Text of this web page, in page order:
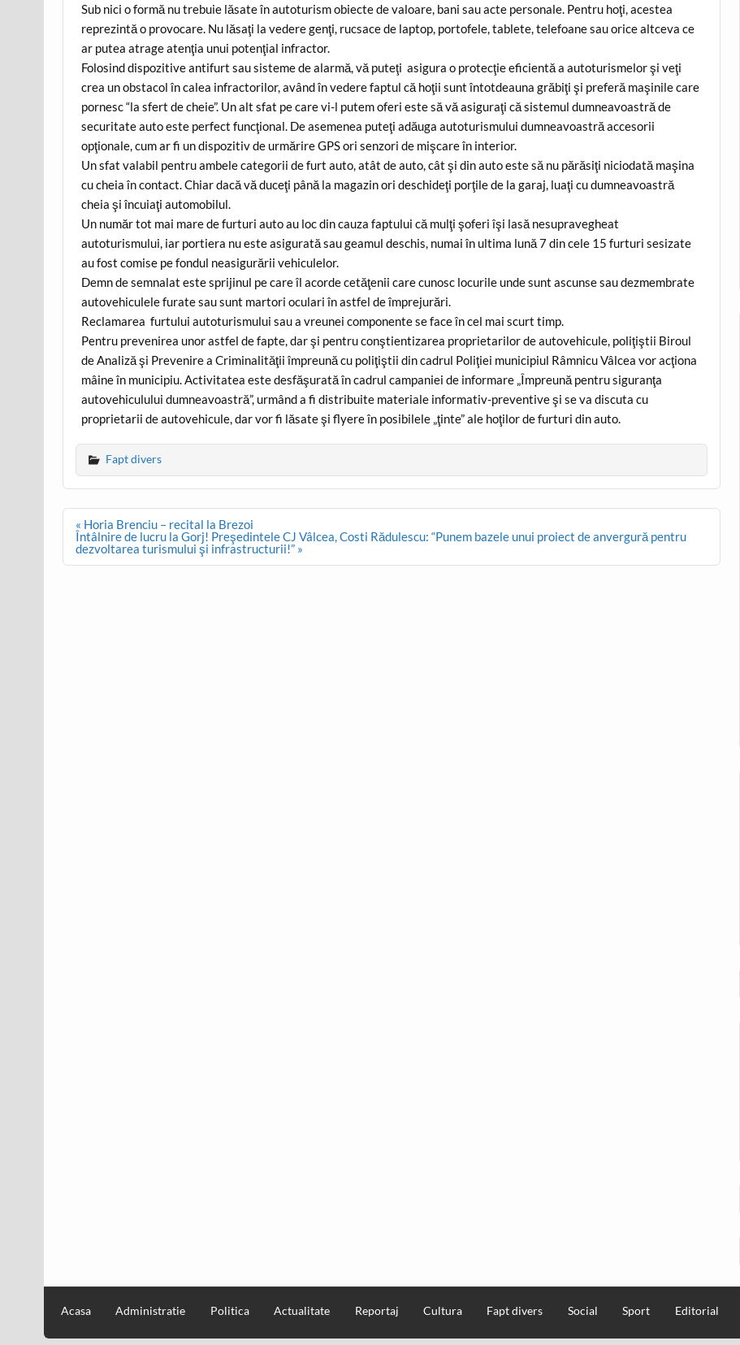
Sub nici o formă nu trebuie lăsate în autoturism obiecte de valoare, bani sau acte personale. Pentru hoţi, acestea
reprezintă o provocare. Nu lăsaţi la vedere genţi, rucsace de laptop, portofele, tablete, telefoane sau orice altceva ce
ar putea atrage atenţia unui potenţial infractor.
Folosind dispozitive antifurt sau sisteme de alarmă, vă puteţi asigura o protecţie eficientă a autoturismelor şi veţi
crea un obstacol în calea infractorilor, având în vedere faptul că hoţii sunt întotdeauna grăbiţi şi preferă maşinile care
pornesc “la sfert de cheie”. Un alt sfat pe care vi-l putem oferi este să vă asiguraţi că sistemul dumneavoastră de
securitate auto este perfect funcţional. De asemenea puteţi adăuga autoturismului dumneavoastră accesorii
opţionale, cum ar fi un dispozitiv de urmărire GPS ori senzori de mişcare în interior.
Un sfat valabil pentru ambele categorii de furt auto, atât de auto, cât şi din auto este să nu părăsiţi niciodată maşina
cu cheia în contact. Chiar dacă vă duceţi până la magazin ori deschideţi porţile de la garaj, luaţi cu dumneavoastră
cheia şi încuiaţi automobilul.
Un număr tot mai mare de furturi auto au loc din cauza faptului că mulţi şoferi îşi lasă nesupravegheat
autoturismului, iar portiera nu este asigurată sau geamul deschis, numai în ultima lună 7 din cele 15 furturi sesizate
au fost comise pe fondul neasigurării vehiculelor.
Demn de semnalat este sprijinul pe care îl acorde cetăţenii care cunosc locurile unde sunt ascunse sau dezmembrate
autovehiculele furate sau sunt martori oculari în astfel de împrejurări.
Reclamarea furtului autoturismului sau a vreunei componente se face în cel mai scurt timp.
Pentru prevenirea unor astfel de fapte, dar şi pentru conştientizarea proprietarilor de autovehicule, poliţiştii Biroul
de Analiză şi Prevenire a Criminalităţii împreună cu poliţiştii din cadrul Poliţiei municipiul Râmnicu Vâlcea vor acţiona
mâine în municipiu. Activitatea este desfăşurată în cadrul campaniei de informare „Împreună pentru siguranţa
autovehiculului dumneavoastră”, urmând a fi distribuite materiale informativ-preventive şi se va discuta cu
proprietarii de autovehicule, dar vor fi lăsate şi flyere în posibilele „ţinte” ale hoţilor de furturi din auto.
Fapt divers
Post
navigation
« Horia Brenciu – recital la Brezoi
Întâlnire de lucru la Gorj! Preşedintele CJ Vâlcea, Costi Rădulescu: “Punem bazele unui proiect de anvergură pentru
dezvoltarea turismului şi infrastructurii!” »
Acasa Administratie Politica Actualitate Reportaj Cultura Fapt divers Social Sport Editorial